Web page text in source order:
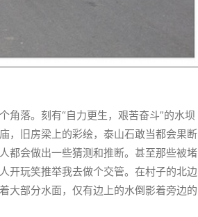
角落。刻有“自力更生，艰苦奋斗”的水坝
，旧房梁上的彩绘，泰山石敢当都会果断
都会做出一些猜测和推断。甚至那些被堵
开玩笑推举我去做个交管。在村子的北边
大部分水面，仅有边上的水倒影着旁边的